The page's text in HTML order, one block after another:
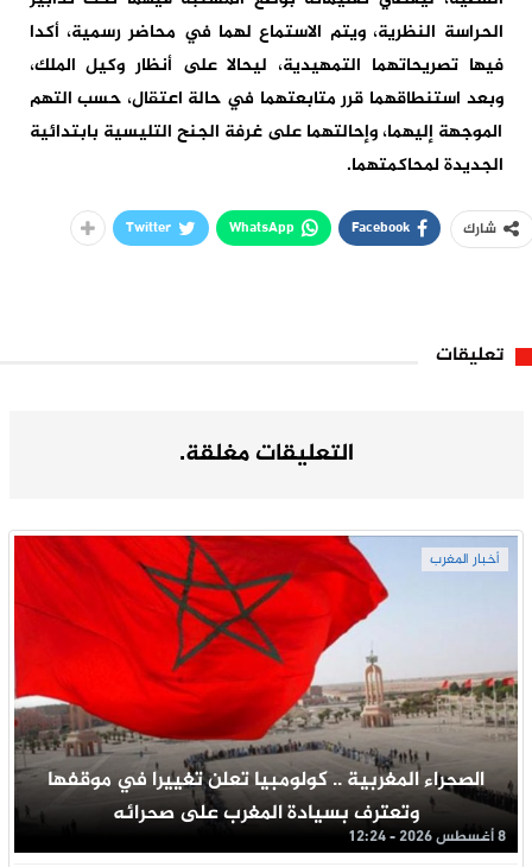
الحراسة النظرية، ويتم الاستماع لهما في محاضر رسمية، أكدا
فيها تصريحاتهما التمهيدية، ليحالا على أنظار وكيل الملك،
وبعد استنطاقهما قرر متابعتهما في حالة اعتقال، حسب التهم
الموجهة إليهما، وإحالتهما على غرفة الجنح التليسية بابتدائية
الجديدة لمحاكمتهما.
شارك Facebook
WhatsApp
Twitter
تعليقات
التعليقات مغلقة.
أخبار المغرب
الصحراء المغربية .. كولومبيا تعلن تغييرا في موقفها
وتعترف بسيادة المغرب على صحرائه
8 أغسطس 2026 - 12:24